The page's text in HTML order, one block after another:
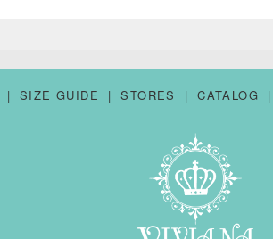
SIZE GUIDE STORES CATALOG